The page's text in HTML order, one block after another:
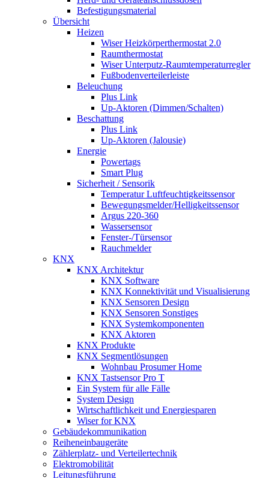
Befestigungsmaterial
Übersicht
Heizen
Wiser Heizkörperthermostat 2.0
Raumthermostat
Wiser Unterputz-Raumtemperaturregler
Fußbodenverteilerleiste
Beleuchung
Plus Link
Up-Aktoren (Dimmen/Schalten)
Beschattung
Plus Link
Up-Aktoren (Jalousie)
Energie
Powertags
Smart Plug
Sicherheit / Sensorik
Temperatur Luftfeuchtigkeitssensor
Bewegungsmelder/Helligkeitssensor
Argus 220-360
Wassersensor
Fenster-/Türsensor
Rauchmelder
KNX
KNX Architektur
KNX Software
KNX Konnektivität und Visualisierung
KNX Sensoren Design
KNX Sensoren Sonstiges
KNX Systemkomponenten
KNX Aktoren
KNX Produkte
KNX Segmentlösungen
Wohnbau Prosumer Home
KNX Tastsensor Pro T
Ein System für alle Fälle
System Design
Wirtschaftlichkeit und Energiesparen
Wiser for KNX
Gebäudekommunikation
Reiheneinbaugeräte
Zählerplatz- und Verteilertechnik
Elektromobilität
Leitungsführung